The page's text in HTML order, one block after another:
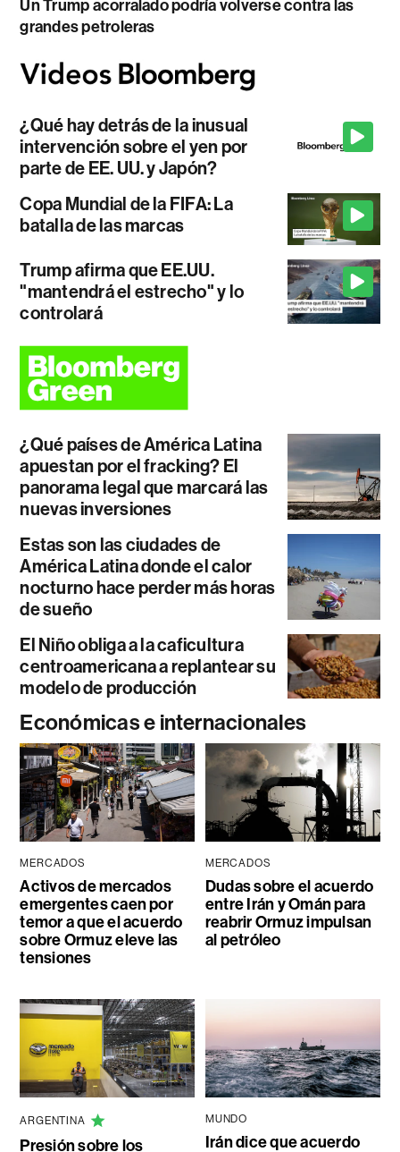
Un Trump acorralado podría volverse contra las
grandes petroleras
¿Qué hay detrás de la inusual
intervención sobre el yen por
parte de EE. UU. y Japón?
Copa Mundial de la FIFA: La
batalla de las marcas
Trump afirma que EE.UU.
"mantendrá el estrecho" y lo
controlará
¿Qué países de América Latina
apuestan por el fracking? El
panorama legal que marcará las
nuevas inversiones
Estas son las ciudades de
América Latina donde el calor
nocturno hace perder más horas
de sueño
El Niño obliga a la caficultura
centroamericana a replantear su
modelo de producción
Económicas e internacionales
MERCADOS
Activos de mercados
emergentes caen por
temor a que el acuerdo
sobre Ormuz eleve las
tensiones
MERCADOS
Dudas sobre el acuerdo
entre Irán y Omán para
reabrir Ormuz impulsan
al petróleo
ARGENTINA
Presión sobre los
MUNDO
Irán dice que acuerdo